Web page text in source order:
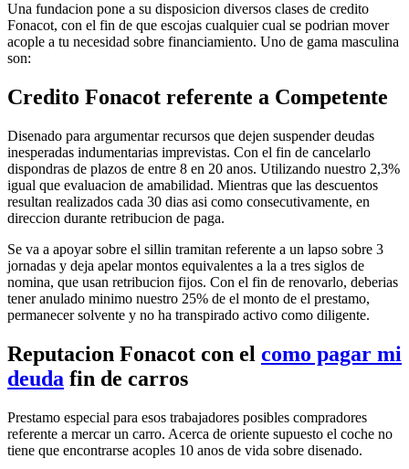
Una fundacion pone a su disposicion diversos clases de credito
Fonacot, con el fin de que escojas cualquier cual se podri­an mover
acople a tu necesidad sobre financiamiento. Uno de gama masculina
son:
Credito Fonacot referente a Competente
Disenado para argumentar recursos que dejen suspender deudas
inesperadas indumentarias imprevistas. Con el fin de cancelarlo
dispondras de plazos de entre 8 en 20 anos. Utilizando nuestro 2,3%
igual que evaluacion de amabilidad. Mientras que las descuentos
resultan realizados cada 30 dias asi­ como consecutivamente, en
direccion durante retribucion de paga.
Se va a apoyar sobre el silli­n tramitan referente a un lapso sobre 3
jornadas y deja apelar montos equivalentes a la a tres siglos de
nomina, que usan retribucion fijos. Con el fin de renovarlo, deberias
tener anulado minimo nuestro 25% de el monto de el prestamo,
permanecer solvente y no ha transpirado activo como diligente.
Reputacion Fonacot con el como pagar mi
deuda fin de carros
Prestamo especial para esos trabajadores posibles compradores
referente a mercar un carro. Acerca de oriente supuesto el coche no
tiene que encontrarse acoples 10 anos de vida sobre disenado.